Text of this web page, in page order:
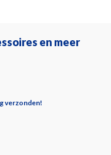
en meer
verzonden!